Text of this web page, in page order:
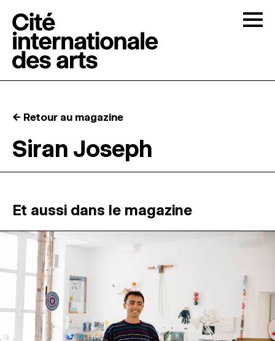
RÉSIDENCES ↓
ATELIERS OUVERTS
PROGRAMMATION
MAGAZINE
ESPACES DE PRATIQUE ARTISTIQUE ↓
← Retour au magazine
Siran Joseph
Et aussi dans le magazine